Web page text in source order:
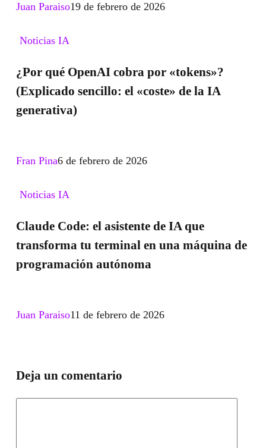
un
texto
Juan Paraiso19 de febrero de 2026
Noticias IA
OpenAI
cobra
por
(Explicado
de
la
IA
¿Por qué OpenAI cobra por «tokens»?
(Explicado sencillo: el «coste» de la IA
generativa)
Fran Pina6 de febrero de 2026
Noticias IA
el
asistente
de
que
Claude Code: el asistente de IA que
transforma tu terminal en una máquina de
programación autónoma
Juan Paraiso11 de febrero de 2026
Deja un comentario